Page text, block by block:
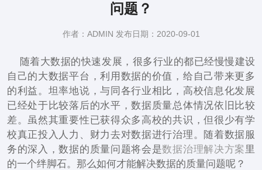
问题？
作者：ADMIN 发布日期：2020-09-01
随着大数据的快速发展，很多行业的都已经慢慢建设
自己的大数据平台，利用数据的价值，给自己带来更多
的利益。坦率地说，与同各行业相比，高校信息化发展
已经处于比较落后的水平，数据质量总体情况依旧比较
差。虽然其重要性已获得众多高校的共识，但很少有学
校真正投入人力、财力去对数据进行治理。随着数据服
务的深入，数据的质量问题将会是数据治理解决方案 里
的一个绊脚石。那么如何才能解决数据的质量问题呢？